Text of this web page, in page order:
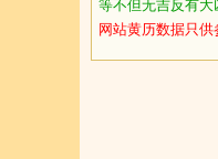
等不但无吉反有大
网站黄历数据只